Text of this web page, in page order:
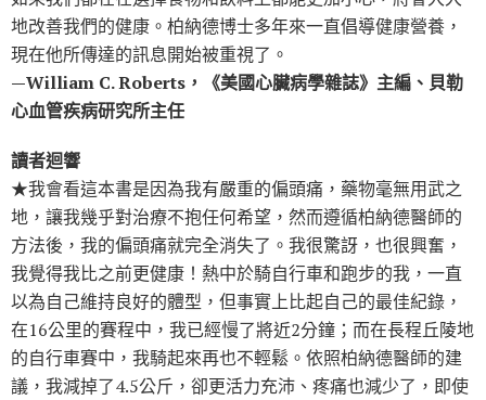
地改善我們的健康。柏納德博士多年來一直倡導健康營養，
現在他所傳達的訊息開始被重視了。
—William C. Roberts，《美國心臟病學雜誌》主編、貝勒
心血管疾病研究所主任
讀者迴響
★我會看這本書是因為我有嚴重的偏頭痛，藥物毫無用武之
地，讓我幾乎對治療不抱任何希望，然而遵循柏納德醫師的
方法後，我的偏頭痛就完全消失了。我很驚訝，也很興奮，
我覺得我比之前更健康！熱中於騎自行車和跑步的我，一直
以為自己維持良好的體型，但事實上比起自己的最佳紀錄，
在16公里的賽程中，我已經慢了將近2分鐘；而在長程丘陵地
的自行車賽中，我騎起來再也不輕鬆。依照柏納德醫師的建
議，我減掉了4.5公斤，卻更活力充沛、疼痛也減少了，即使